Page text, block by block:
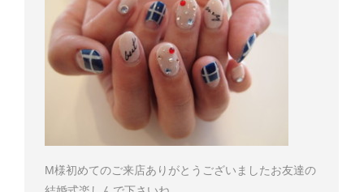
M様初めてのご来店ありがとうございましたお友達の